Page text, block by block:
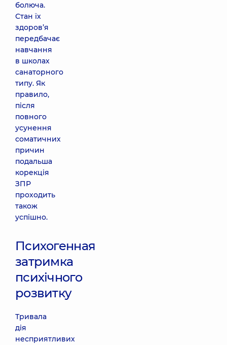
болюча.
Стан їх
здоров’я
передбачає
навчання
в школах
санаторного
типу. Як
правило,
після
повного
усунення
соматичних
причин
подальша
корекція
ЗПР
проходить
також
успішно.
Психогенная
затримка
психічного
розвитку
Тривала
дія
несприятливих